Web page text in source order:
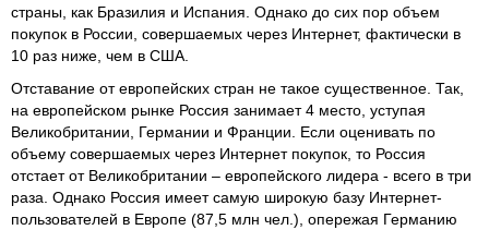
страны, как Бразилия и Испания. Однако до сих пор объем
покупок в России, совершаемых через Интернет, фактически в
10 раз ниже, чем в США.
Отставание от европейских стран не такое существенное. Так,
на европейском рынке Россия занимает 4 место, уступая
Великобритании, Германии и Франции. Если оценивать по
объему совершаемых через Интернет покупок, то Россия
отстает от Великобритании – европейского лидера - всего в три
раза. Однако Россия имеет самую широкую базу Интернет-
пользователей в Европе (87,5 млн чел.), опережая Германию